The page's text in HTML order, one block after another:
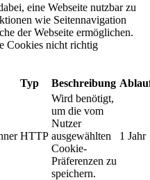
eine Webseite nutzbar zu
wie Seitennavigation
der Webseite ermöglichen.
Cookies nicht richtig
Typ Beschreibung
HTTP
Wird benötigt,
um die vom
Nutzer
ausgewählten
Cookie-
Präferenzen zu
speichern.
1 Jahr